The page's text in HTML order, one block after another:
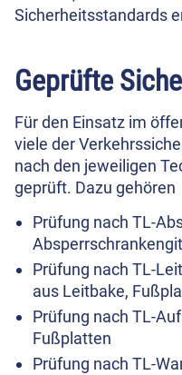
Sicherheitsstandards
Geprüfte
Für den Einsatz im
viele der
nach den jeweiligen
geprüft. Dazu gehören
Prüfung nach TL-
Prüfung nach TL-
aus Leitbake,
Prüfung nach TL-
Fußplatten
Prüfung nach TL-